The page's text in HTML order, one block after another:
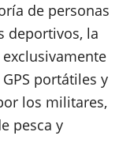
de personas
deportivos, la
portátiles y
los militares,
pesca y